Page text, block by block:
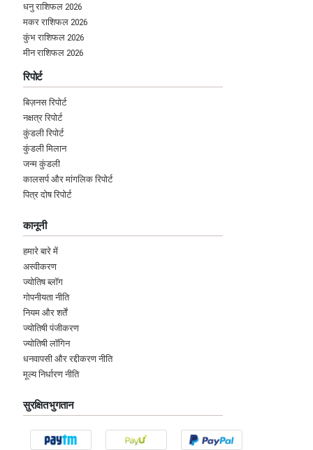
धनु राशिफल 2026
मकर राशिफल 2026
कुंभ राशिफल 2026
मीन राशिफल 2026
रिपोर्ट
बिज़नस रिपोर्ट
नक्षत्र रिपोर्ट
कुंडली रिपोर्ट
कुंडली मिलान
जन्म कुंडली
कालसर्प और मांगलिक रिपोर्ट
पित्र दोष रिपोर्ट
कानूनी
हमारे बारे में
अस्वीकरण
ज्योतिष ब्लॉग
गोपनीयता नीति
नियम और शर्तें
ज्योतिषी पंजीकरण
ज्योतिषी लॉगिन
धनवापसी और रद्दीकरण नीति
मूल्य निर्धारण नीति
सुरक्षित भुगतान